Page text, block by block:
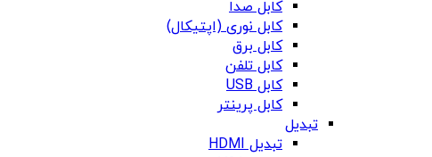
کابل صدا
کابل نوری (اپتیکال)
کابل برق
کابل تلفن
کابل USB
کابل پرینتر
تبدیل
تبدیل HDMI